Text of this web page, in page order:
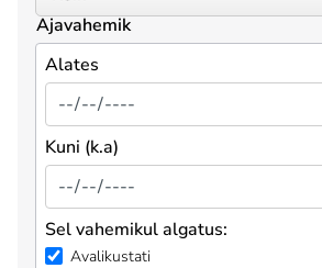
Ajavahemik
Alates
Kuni (k.a)
Sel vahemikul algatus:
Avalikustati